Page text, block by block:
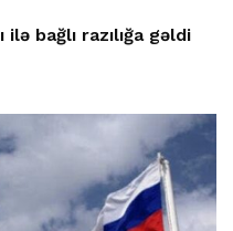
bağlı razılığa gəldi